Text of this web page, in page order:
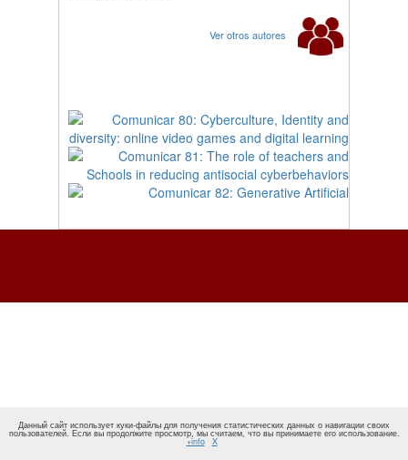
Ver otros autores
Данный сайт использует куки-файлы для получения статистических данных о навигации своих
пользователей. Если вы продолжите просмотр, мы считаем, что вы принимаете его использование.
+info X